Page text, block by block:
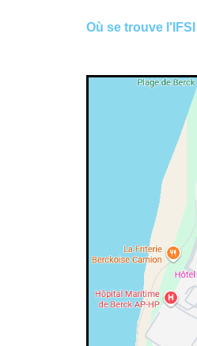
Où se trouve l'IFSI